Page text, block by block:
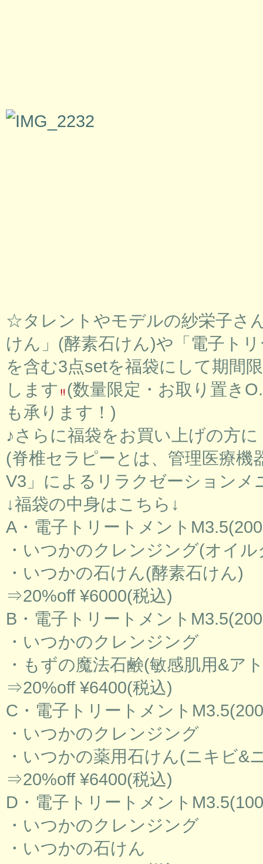
☆タレントやモデルの紗栄子さ
けん」(酵素石けん)や「電子ト
を含む3点setを福袋にして期間
します (数量限定・お取り置き
も承ります！)
♪さらに福袋をお買い上げの方
(脊椎セラピーとは、管理医療
V3」によるリラクゼーションメ
↓福袋の中身はこちら↓
A・電子トリートメント
・いつかのクレンジング(オイ
・いつかの石けん(酵素石けん)
⇒20%off ¥6000(税込)
B・電子トリートメント
・いつかのクレンジング
・もずの魔法石鹸(敏感肌用&ア
⇒20%off ¥6400(税込)
C・電子トリートメント
・いつかのクレンジング
・いつかの薬用石けん(ニキビ&
⇒20%off ¥6400(税込)
D・電子トリートメント
・いつかのクレンジング
・いつかの石けん